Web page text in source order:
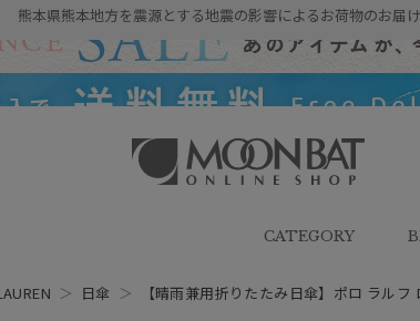
熊本県熊本地方を震源とする地震の影響によるお荷物のお届
SHOP（ムーンバットオンラインシ
CATEGORY
＞ 日傘 ＞ 【晴雨兼用折りたたみ日傘】ポロ ラル